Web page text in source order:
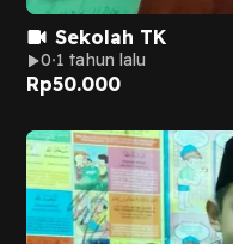
Sekolah TK
0 1 tahun lalu
Rp50.000